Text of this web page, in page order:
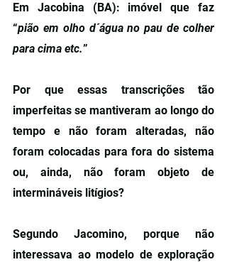
Em Jacobina (BA): imóvel que faz
“pião em olho d´água no pau de colher
para cima etc.”
Por que essas transcrições tão
imperfeitas se mantiveram ao longo do
tempo e não foram alteradas, não
foram colocadas para fora do sistema
ou, ainda, não foram objeto de
intermináveis litígios?
Segundo Jacomino, porque não
interessava ao modelo de exploração